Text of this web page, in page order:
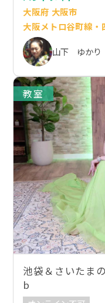
大阪府 大阪市
大阪メトロ谷町線
山下 ゆかり
教室
池袋＆さいたま
b